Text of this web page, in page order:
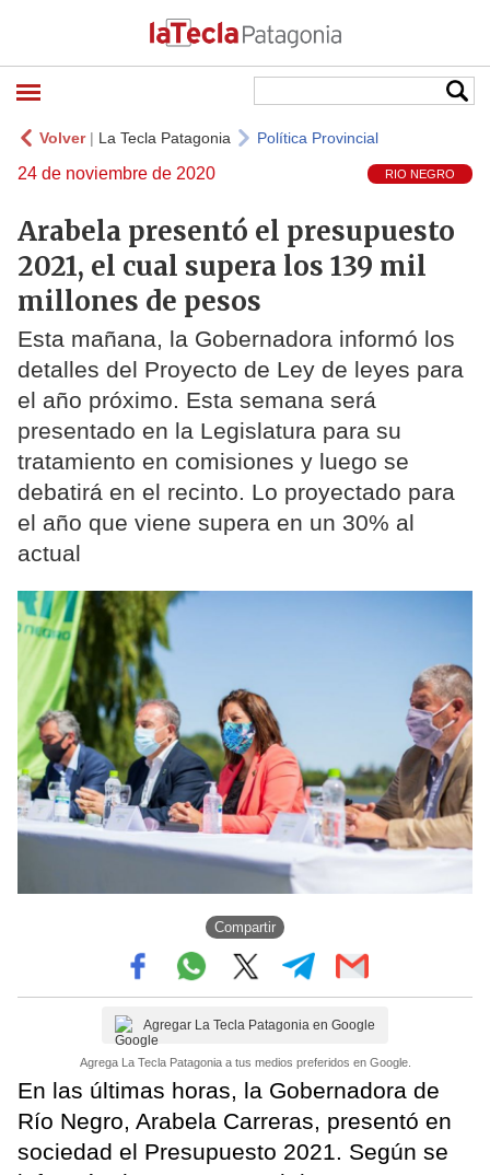
Volver| La Tecla Patagonia Política Provincial
24 de noviembre de 2020 RIO NEGRO
Arabela presentó el presupuesto
2021, el cual supera los 139 mil
millones de pesos
Esta mañana, la Gobernadora informó los
detalles del Proyecto de Ley de leyes para
el año próximo. Esta semana será
presentado en la Legislatura para su
tratamiento en comisiones y luego se
debatirá en el recinto. Lo proyectado para
el año que viene supera en un 30% al
actual
Compartir
Agregar La Tecla Patagonia en Google
Agrega La Tecla Patagonia a tus medios preferidos en Google.
En las últimas horas, la Gobernadora de
Río Negro, Arabela Carreras, presentó en
sociedad el Presupuesto 2021. Según se